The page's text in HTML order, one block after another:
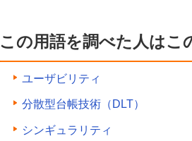
この用語を調べた人はこ
ユーザビリティ
分散型台帳技術（DLT）
シンギュラリティ